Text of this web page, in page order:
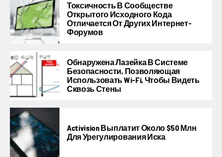
Токсичность В Сообществе
Открытого Исходного Кода
Отличается От Других Интернет-
Форумов
Обнаружена Лазейка В Системе
Безопасности, Позволяющая
Использовать Wi-Fi, Чтобы Видеть
Сквозь Стены
Activision Выплатит Около $50 Млн
Для Урегулирования Иска